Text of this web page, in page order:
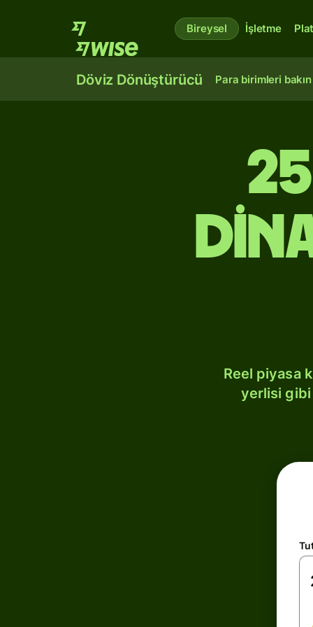
Bireysel İşletme
Döviz Dönüştürücü Para birimleri bakın
Reel piyasa
yerlisi gibi